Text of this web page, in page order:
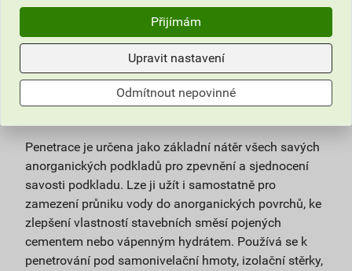
Katalogový kód: D0LAU
Výrobky značky:Stachema
Popis
Penetrace je určena jako základní nátěr všech savých
anorganických podkladů pro zpevnění a sjednocení
savosti podkladu. Lze ji užít i samostatně pro
zamezení průniku vody do anorganických povrchů, ke
zlepšení vlastností stavebních směsí pojených
cementem nebo vápenným hydrátem. Používá se k
penetrování pod samonivelační hmoty, izolační stěrky,
Přijímám
Upravit nastavení
Odmítnout nepovinné